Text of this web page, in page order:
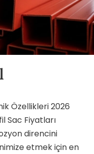
Özellikleri 2026
Sac Fiyatları
direncini
etmek için en